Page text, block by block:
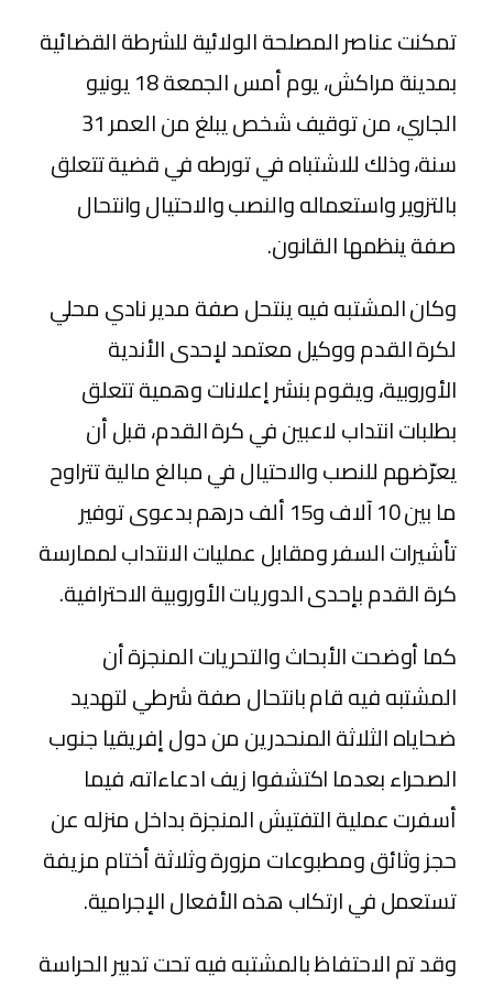
تمكنت عناصر المصلحة الولائية للشرطة القضائية
بمدينة مراكش، يوم أمس الجمعة 18 يونيو
الجاري، من توقيف شخص يبلغ من العمر 31
سنة، وذلك للاشتباه في تورطه في قضية تتعلق
بالتزوير واستعماله والنصب والاحتيال وانتحال
صفة ينظمها القانون.
وكان المشتبه فيه ينتحل صفة مدير نادي محلي
لكرة القدم ووكيل معتمد لإحدى الأندية
الأوروبية، ويقوم بنشر إعلانات وهمية تتعلق
بطلبات انتداب لاعبين في كرة القدم، قبل أن
يعرّضهم للنصب والاحتيال في مبالغ مالية تتراوح
ما بين 10 آلاف و15 ألف درهم بدعوى توفير
تأشيرات السفر ومقابل عمليات الانتداب لممارسة
كرة القدم بإحدى الدوريات الأوروبية الاحترافية.
كما أوضحت الأبحاث والتحريات المنجزة أن
المشتبه فيه قام بانتحال صفة شرطي لتهديد
ضحاياه الثلاثة المنحدرين من دول إفريقيا جنوب
الصحراء بعدما اكتشفوا زيف ادعاءاته، فيما
أسفرت عملية التفتيش المنجزة بداخل منزله عن
حجز وثائق ومطبوعات مزورة وثلاثة أختام مزيفة
تستعمل في ارتكاب هذه الأفعال الإجرامية.
وقد تم الاحتفاظ بالمشتبه فيه تحت تدبير الحراسة